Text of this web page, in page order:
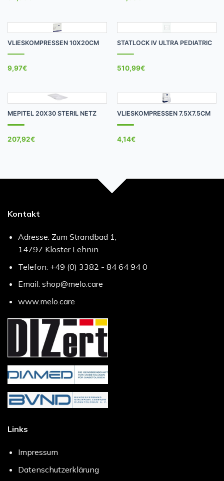
VLIESKOMPRESSEN 10X20CM
9,97€
STATLOCK IV ULTRA PEDIATRIC
510,99€
MEPITEL 20X30 STERIL NETZ
207,92€
VLIESKOMPRESSEN 7.5X7.5CM
4,14€
Kontakt
Adresse: Zum Strandbad 1,
14797 Kloster Lehnin
Telefon: +49 (0) 3382 - 84 64 94 0
Email: shop@melo.care
www.melo.care
Links
Impressum
Datenschutzerklärung